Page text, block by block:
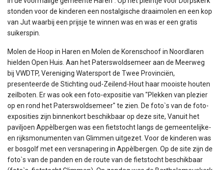
stonden voor de kinderen een nostalgische draaimolen en een kop
van Jut waarbij een prijsje te winnen was en was er een gratis
suikerspin.
Molen de Hoop in Haren en Molen de Korenschoof in Noordlaren
hielden Open Huis. Aan het Paterswoldsemeer aan de Meerweg
bij VWDTP, Vereniging Watersport de Twee Provinciën,
presenteerde de Stichting oud-Zeilend-Hout haar mooiste houten
zeilboten. Er was ook een foto-expositie van "Plekken van plezier
op en rond het Paterswoldsemeer" te zien. De foto`s van de foto-
exposities zijn binnenkort beschikbaar op deze site, Vanuit het
paviljoen Appèlbergen was een fietstocht langs de gemeentelijke-
en rijksmonumenten van Glimmen uitgezet. Voor de kinderen was
er bosgolf met een versnapering in Appèlbergen. Op de site zijn de
foto`s van de panden en de route van de fietstocht beschikbaar